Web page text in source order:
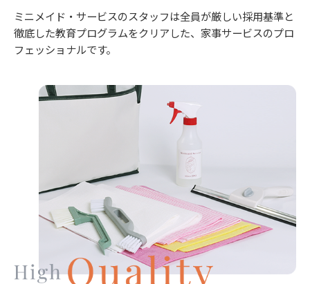
ミニメイド・サービスのスタッフは全員が厳しい採用基準と
徹底した教育プログラムをクリアした、家事サービスのプロ
フェッショナルです。